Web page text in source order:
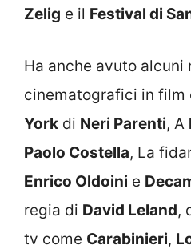
Zelig e il Festival di
Ha anche avuto alcuni
cinematografici in film
York di Neri Parenti, A
Paolo Costella, La
Enrico Oldoini e
regia di David Leland,
tv come Carabinieri,